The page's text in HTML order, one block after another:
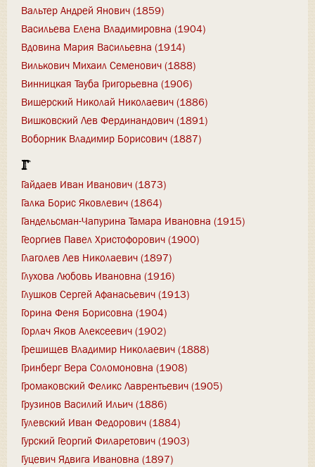
Вальтер Андрей Янович (1859)
Васильева Елена Владимировна (1904)
Вдовина Мария Васильевна (1914)
Вилькович Михаил Семенович (1888)
Винницкая Тауба Григорьевна (1906)
Вишерский Николай Николаевич (1886)
Вишковский Лев Фердинандович (1891)
Воборник Владимир Борисович (1887)
Г
Гайдаев Иван Иванович (1873)
Галка Борис Яковлевич (1864)
Гандельсман-Чапурина Тамара Ивановна (1915)
Георгиев Павел Христофорович (1900)
Глаголев Лев Николаевич (1897)
Глухова Любовь Ивановна (1916)
Глушков Сергей Афанасьевич (1913)
Горина Феня Борисовна (1904)
Горлач Яков Алексеевич (1902)
Грешищев Владимир Николаевич (1888)
Гринберг Вера Соломоновна (1908)
Громаковский Феликс Лаврентьевич (1905)
Грузинов Василий Ильич (1886)
Гулевский Иван Федорович (1884)
Гурский Георгий Филаретович (1903)
Гуцевич Ядвига Ивановна (1897)